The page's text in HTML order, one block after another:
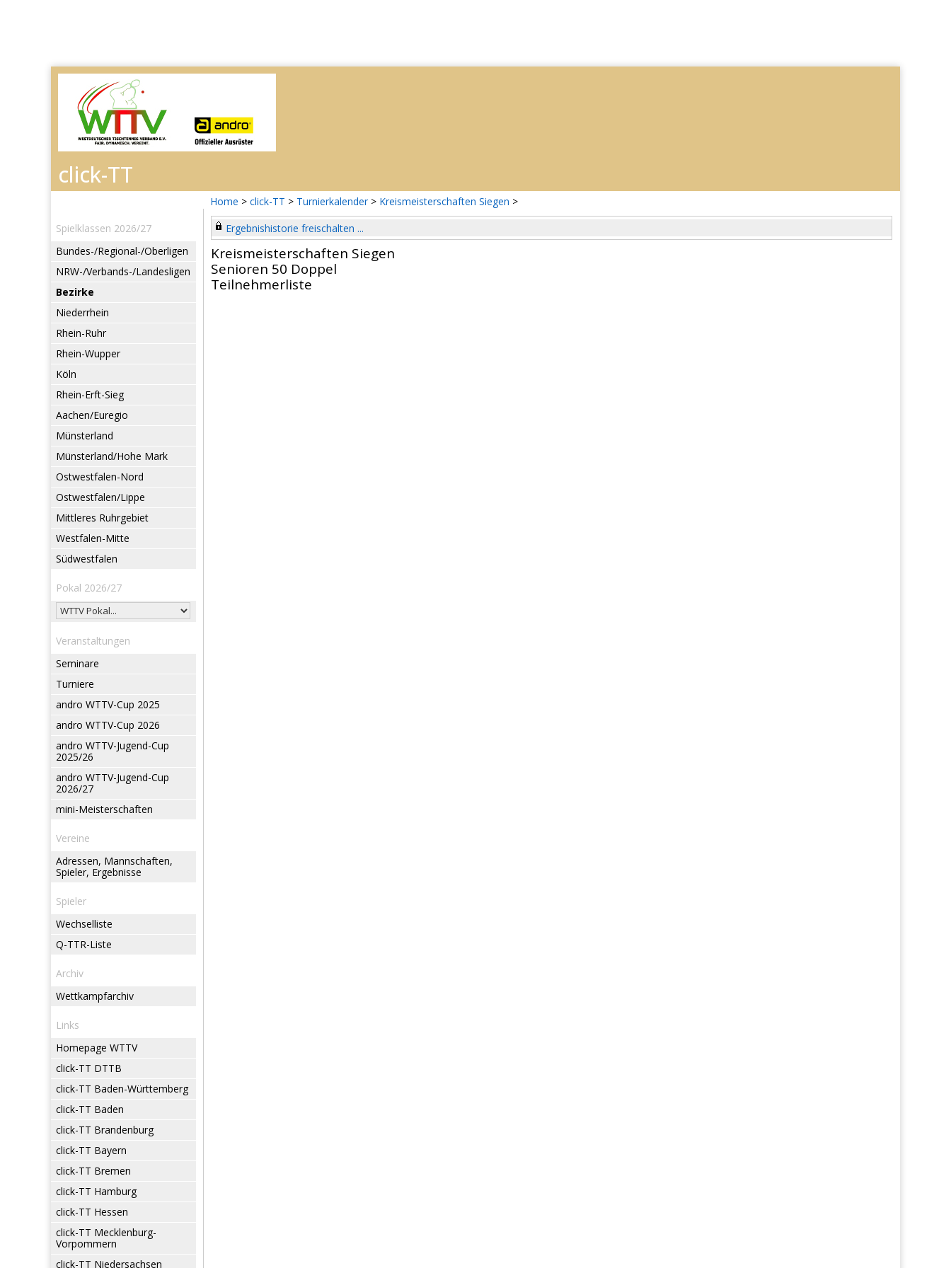
Home > click-TT > Turnierkalender > Kreismeisterschaften Siegen >
Spielklassen 2026/27
Bundes-/Regional-/Oberligen
NRW-/Verbands-/Landesligen
Bezirke
Niederrhein
Rhein-Ruhr
Rhein-Wupper
Köln
Rhein-Erft-Sieg
Aachen/Euregio
Münsterland
Münsterland/Hohe Mark
Ostwestfalen-Nord
Ostwestfalen/Lippe
Mittleres Ruhrgebiet
Westfalen-Mitte
Südwestfalen
Pokal 2026/27
Veranstaltungen
Seminare
Turniere
andro WTTV-Cup 2025
andro WTTV-Cup 2026
andro WTTV-Jugend-Cup
2025/26
andro WTTV-Jugend-Cup
2026/27
mini-Meisterschaften
Vereine
Adressen, Mannschaften,
Spieler, Ergebnisse
Spieler
Wechselliste
Q-TTR-Liste
Archiv
Wettkampfarchiv
Links
Homepage WTTV
click-TT DTTB
click-TT Baden-Württemberg
click-TT Baden
click-TT Brandenburg
click-TT Bayern
click-TT Bremen
click-TT Hamburg
click-TT Hessen
click-TT Mecklenburg-
Vorpommern
click-TT Niedersachsen
Ergebnishistorie freischalten ...
Kreismeisterschaften Siegen
Senioren 50 Doppel
Teilnehmerliste